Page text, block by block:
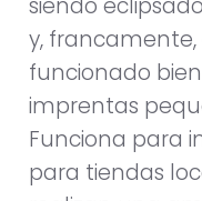
siendo
y, francamente,
funcionado
imprentas
Funciona para
para tiendas